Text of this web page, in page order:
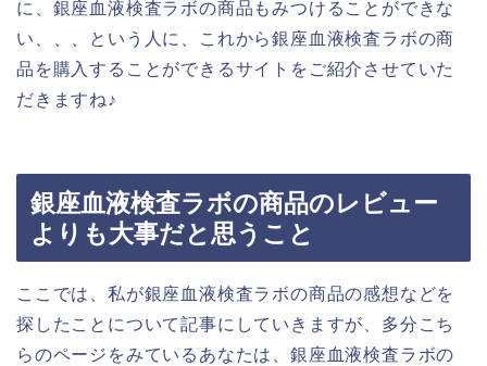
に、銀座血液検査ラボの商品もみつけることができな
い、、、という人に、これから銀座血液検査ラボの商
品を購入することができるサイトをご紹介させていた
だきますね♪
銀座血液検査ラボの商品のレビュー
よりも大事だと思うこと
ここでは、私が銀座血液検査ラボの商品の感想などを
探したことについて記事にしていきますが、多分こち
らのページをみているあなたは、銀座血液検査ラボの